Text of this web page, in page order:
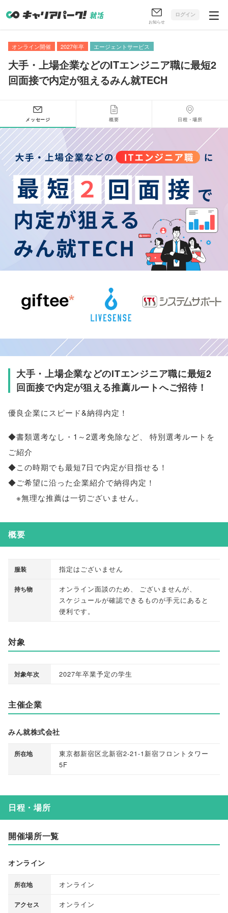
お知らせ
ログイン
オンライン開催 2027年卒 エージェントサービス
大手・上場企業などのITエンジニア職に最短2
回面接で内定が狙えるみん就TECH
メッセージ 概要 日程・場所
大手・上場企業などのITエンジニア職に最短2
回面接で内定が狙える推薦ルートへご招待！
優良企業にスピード&納得内定！
◆書類選考なし・1～2選考免除など、
特別選考ルートを
ご紹介
◆この時期でも最短7日で内定が目指せる！
◆ご希望に沿った企業紹介で納得内定！
※無理な推薦は一切ございません。
概要
服装 指定はございません
持ち物 オンライン面談のため、 ございませんが、
スケジュールが確認できるものが手元にあると
便利です。
対象
対象年次 2027年卒業予定の学生
主催企業
みん就株式会社
所在地
東京都新宿区北新宿2-21-1新宿フロントタワー
5F
日程・場所
開催場所一覧
オンライン
所在地 オンライン
アクセス オンライン